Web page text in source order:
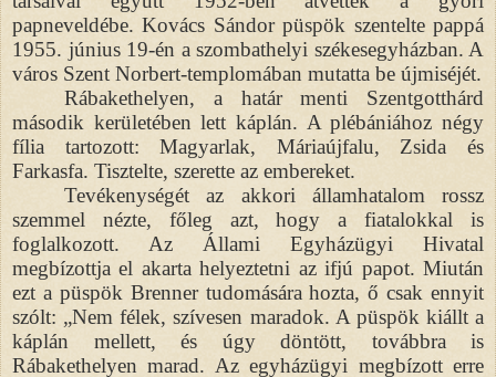
papneveldébe. Kovács Sándor püspök szentelte pappá
1955. június 19-én a szombathelyi székesegyházban. A
város Szent Norbert-templomában mutatta be újmiséjét.
Rábakethelyen, a határ menti Szentgotthárd
második kerületében lett káplán. A plébániához négy
fília tartozott: Magyarlak, Máriaújfalu, Zsida és
Farkasfa. Tisztelte, szerette az embereket.
Tevékenységét az akkori államhatalom rossz
szemmel nézte, főleg azt, hogy a fiatalokkal is
foglalkozott. Az Állami Egyházügyi Hivatal
megbízottja el akarta helyeztetni az ifjú papot. Miután
ezt a püspök Brenner tudomására hozta, ő csak ennyit
szólt: „Nem félek, szívesen maradok. A püspök kiállt a
káplán mellett, és úgy döntött, továbbra is
Rábakethelyen marad. Az egyházügyi megbízott erre